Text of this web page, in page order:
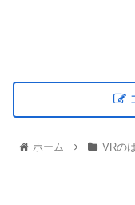
ホーム VRの